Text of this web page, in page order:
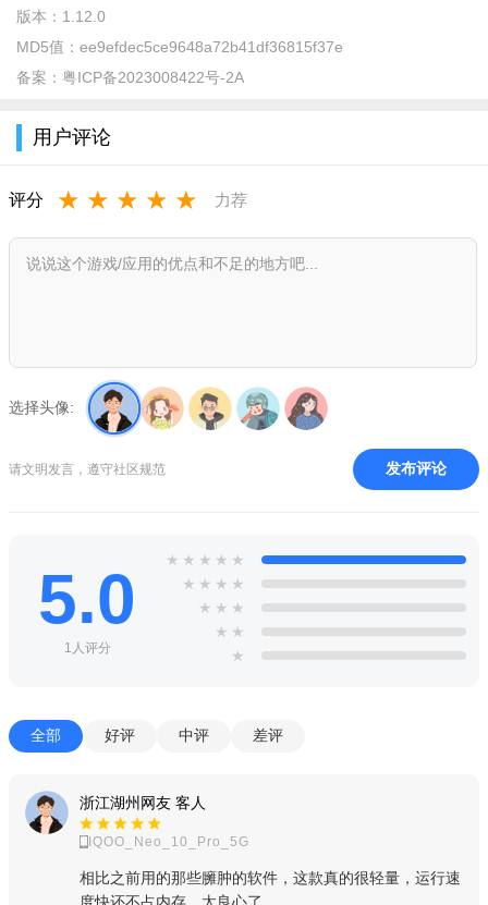
元气骑士前传怎么玩？
玩家可以参与二周年庆典，获取多重好礼，包括限定皮肤，
版本： 1.12.0
MD5值： ee9efdec5ce9648a72b41df36815f37e
备案： 粤ICP备2023008422号-2A
用户评论
评分 ★ ★ ★ ★ ★ 力荐
选择头像:
请文明发言，遵守社区规范 发布评论
5.0
1人评分
★ ★ ★ ★ ★
★ ★ ★ ★
★ ★ ★
★ ★
★
全部 好评 中评 差评
浙江湖州网友 客人
IQOO_Neo_10_Pro_5G
相比之前用的那些臃肿的软件，这款真的很轻量，运行速